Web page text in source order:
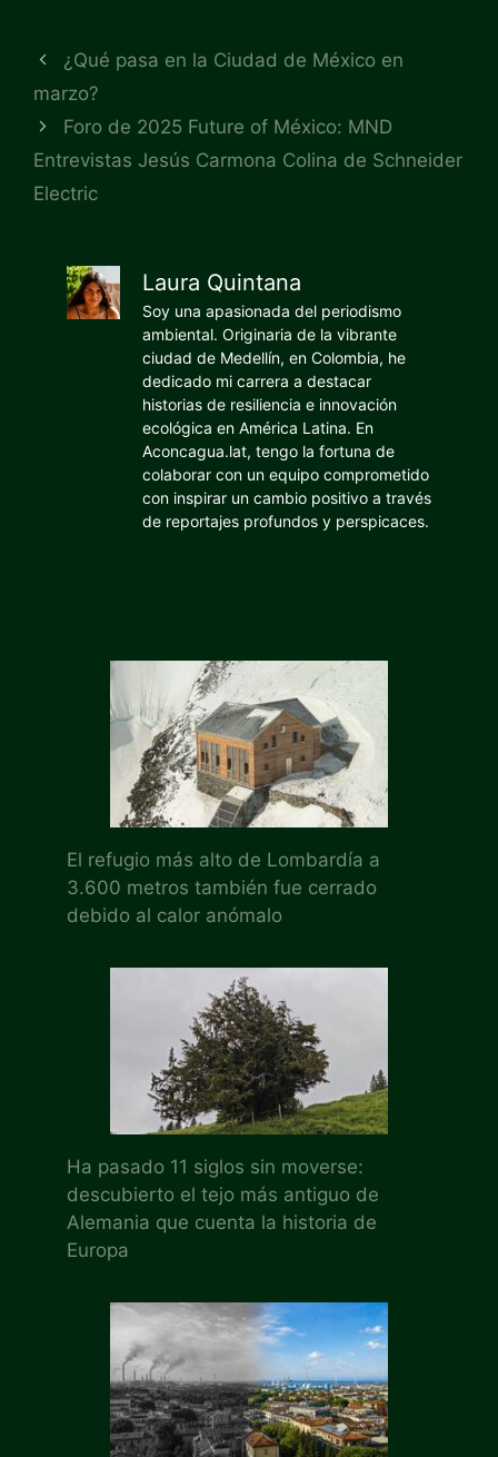
¿Qué pasa en la Ciudad de México en
marzo?
Foro de 2025 Future of México: MND
Entrevistas Jesús Carmona Colina de Schneider
Electric
Laura Quintana
Soy una apasionada del periodismo
ambiental. Originaria de la vibrante
ciudad de Medellín, en Colombia, he
dedicado mi carrera a destacar
historias de resiliencia e innovación
ecológica en América Latina. En
Aconcagua.lat, tengo la fortuna de
colaborar con un equipo comprometido
con inspirar un cambio positivo a través
de reportajes profundos y perspicaces.
El refugio más alto de Lombardía a
3.600 metros también fue cerrado
debido al calor anómalo
Ha pasado 11 siglos sin moverse:
descubierto el tejo más antiguo de
Alemania que cuenta la historia de
Europa